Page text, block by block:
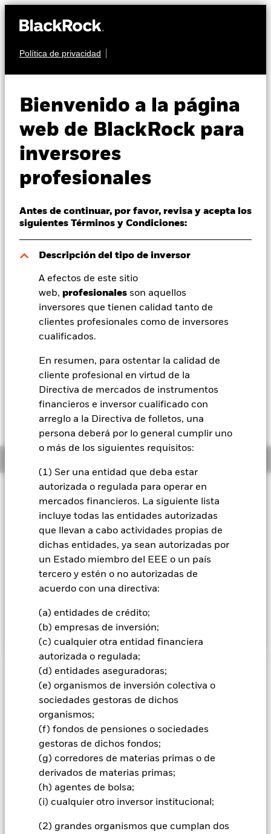
Política de privacidad
Bienvenido a la página
web de BlackRock para
inversores
profesionales
Antes de continuar, por favor, revisa y acepta los
siguientes Términos y Condiciones:
Descripción del tipo de inversor
A efectos de este sitio
web, profesionales son aquellos
inversores que tienen calidad tanto de
clientes profesionales como de inversores
cualificados.
En resumen, para ostentar la calidad de
cliente profesional en virtud de la
Directiva de mercados de instrumentos
financieros e inversor cualificado con
arreglo a la Directiva de folletos, una
persona deberá por lo general cumplir uno
o más de los siguientes requisitos:
(1) Ser una entidad que deba estar
autorizada o regulada para operar en
mercados financieros. La siguiente lista
incluye todas las entidades autorizadas
que llevan a cabo actividades propias de
dichas entidades, ya sean autorizadas por
un Estado miembro del EEE o un país
tercero y estén o no autorizadas de
acuerdo con una directiva:
(a) entidades de crédito;
(b) empresas de inversión;
(c) cualquier otra entidad financiera
autorizada o regulada;
(d) entidades aseguradoras;
(e) organismos de inversión colectiva o
sociedades gestoras de dichos
organismos;
(f) fondos de pensiones o sociedades
gestoras de dichos fondos;
(g) corredores de materias primas o de
derivados de materias primas;
(h) agentes de bolsa;
(i) cualquier otro inversor institucional;
(2) grandes organismos que cumplan dos
Perspectivas
Visión de mercado
Educación
Profesionales
España
Change location
BlackRock
iShares
Nuestra compañía
MVWE
MSCI World
Minimum
Volatility
ETF
Valor liquidativo a 06 ago 2026
EUR 7,27
Variación del valor liquidativo a 06 ago 2026
EUR 0,04 (0,56%)
Rentabilidad total medida con valor liquidativo a 06 ago 2026
5,62%
Filosofía de inversión
que tiene por objetivo obtener una rentabilidad de su
inversión, a través de una combinación de revalorización del
capital y rendimientos de los activos del Fondo, que refleje la
rentabilidad del MSCI World Minimum Volatility Advanced
Select Index, el índice de referencia del Fondo (Índice). La
pasiva e invierte, siempre que sea posible y viable, en los
Índice.
INFORMACIÓN IMPORTANTE: Capital en Riesgo.
de las inversiones y los ingresos derivados de ellas pueden
subir o bajar, y no están garantizados. Es posible que los
inversores no recuperen la cantidad invertida originalmente.
Información importante:El valor de su inversión y los
rendimientos generados por ella variarán y no puede
garantizarse la cantidad de su inversión inicial. Los fondos no
deberán considerarse como de bajo riesgo en términos
precavidos. Aunque los índices reproducidos por los fondos
han sido diseñados con el fin de reducir el riesgo, no existen
conservador que su respectivo índice bursátil principal. Las